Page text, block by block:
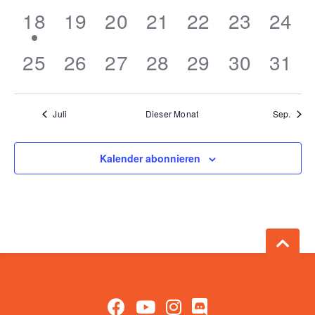
Veranstaltungen,
Veranstaltungen,
Veranstaltungen,
Veranstaltungen,
1
Veranstaltung,
18
0
Veranstaltungen,
19
0
Veranstaltungen,
20
0
Veranstaltungen,
21
0
22
0
23
0
24
0
Veranstaltungen,
25
0
Veranstaltungen,
26
0
Veranstaltungen,
27
0
Veranstaltungen,
28
0
29
0
30
0
31
Juli Dieser Monat Sep.
Kalender abonnieren